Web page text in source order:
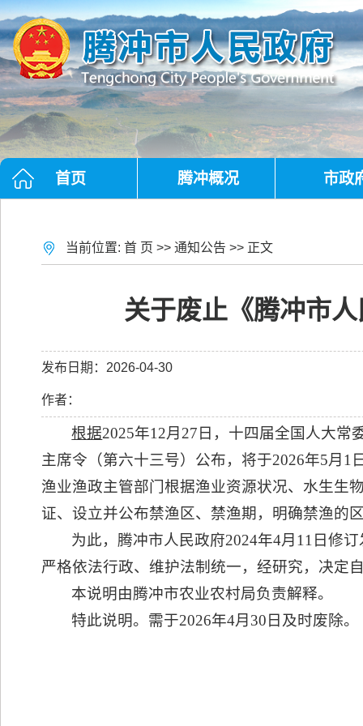
首页 腾冲概况 市政
当前位置: 首 页 >> 通知公告 >> 正文
关于废止《腾冲市
发布日期：2026-04-30
作者：
根据2025年12月27日，十四届全国人大
主席令（第六十三号）公布，将于2026年5月
渔业渔政主管部门根据渔业资源状况、水生生
证、设立并公布禁渔区、禁渔期，明确禁渔的
为此，腾冲市人民政府2024年4月11日修
严格依法行政、维护法制统一，经研究，决定
本说明由腾冲市农业农村局负责解释。
特此说明。需于2026年4月30日及时废除。